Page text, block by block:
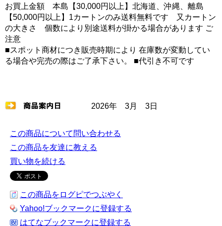
お買上金額 本島【30,000円以上】北海道、沖縄、離島
【50,000円以上】1カートンのみ送料無料です 又カートン
の大きさ 個数により別途送料が掛かる場合があります ご
注意
■スポット商材につき販売時期により 在庫数が変動してい
る場合や完売の際はご了承下さい。 ■代引き不可です
2026年 3月 3日
この商品について問い合わせる
この商品を友達に教える
買い物を続ける
この商品をログピでつぶやく
Yahoo!ブックマークに登録する
はてなブックマークに登録する